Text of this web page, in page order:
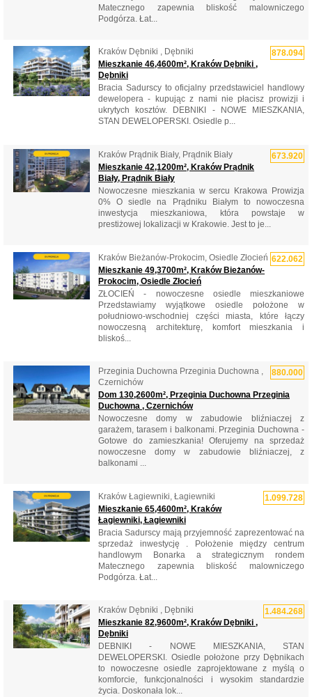
Matecznego zapewnia bliskość malowniczego
Podgórza. Łat...
878.094
Kraków Dębniki , Dębniki
Mieszkanie 46,4600m², Kraków Dębniki ,
Dębniki
Bracia Sadurscy to oficjalny przedstawiciel handlowy
dewelopera - kupując z nami nie płacisz prowizji i
ukrytych kosztów. DEBNIKI - NOWE MIESZKANIA,
STAN DEWELOPERSKI. Osiedle p...
673.920
Kraków Prądnik Biały, Prądnik Biały
Mieszkanie 42,1200m², Kraków Prądnik
Biały, Prądnik Biały
Nowoczesne mieszkania w sercu Krakowa Prowizja
0% O siedle na Prądniku Białym to nowoczesna
inwestycja mieszkaniowa, która powstaje w
prestiżowej lokalizacji w Krakowie. Jest to je...
622.062
Kraków Bieżanów-Prokocim, Osiedle Złocień
Mieszkanie 49,3700m², Kraków Bieżanów-
Prokocim, Osiedle Złocień
ZŁOCIEŃ - nowoczesne osiedle mieszkaniowe
Przedstawiamy wyjątkowe osiedle położone w
południowo-wschodniej części miasta, które łączy
nowoczesną architekturę, komfort mieszkania i
bliskoś...
880.000
Przeginia Duchowna Przeginia Duchowna ,
Czernichów
Dom 130,2600m², Przeginia Duchowna Przeginia
Duchowna , Czernichów
Nowoczesne domy w zabudowie bliźniaczej z
garażem, tarasem i balkonami. Przeginia Duchowna -
Gotowe do zamieszkania! Oferujemy na sprzedaż
nowoczesne domy w zabudowie bliźniaczej, z
balkonami ...
1.099.728
Kraków Łagiewniki, Łagiewniki
Mieszkanie 65,4600m², Kraków
Łagiewniki, Łagiewniki
Bracia Sadurscy mają przyjemność zaprezentować na
sprzedaż inwestycję . Położenie między centrum
handlowym Bonarka a strategicznym rondem
Matecznego zapewnia bliskość malowniczego
Podgórza. Łat...
1.484.268
Kraków Dębniki , Dębniki
Mieszkanie 82,9600m², Kraków Dębniki ,
Dębniki
DEBNIKI - NOWE MIESZKANIA, STAN
DEWELOPERSKI. Osiedle położone przy Dębnikach
to nowoczesne osiedle zaprojektowane z myślą o
komforcie, funkcjonalności i wysokim standardzie
życia. Doskonała lok...